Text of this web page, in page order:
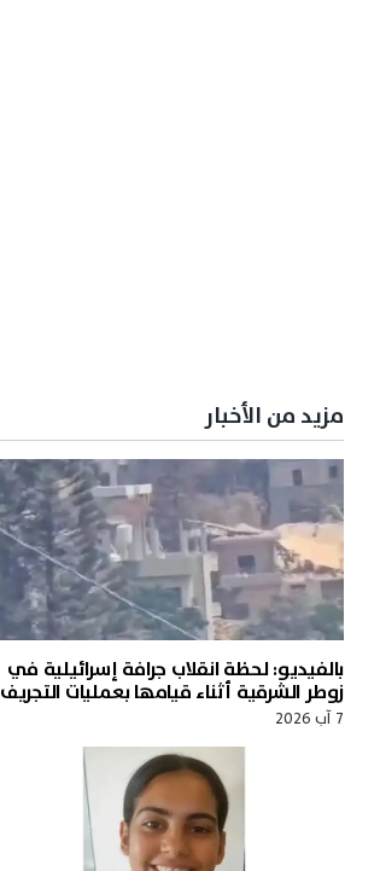
مزيد من الأخبار
بالفيديو: لحظة انقلاب جرافة إسرائيلية في
زوطر الشرقية أثناء قيامها بعمليات التجريف
7 آب 2026